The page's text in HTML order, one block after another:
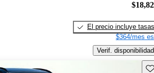
El precio incluye tasas
$364/mes
Verif. disponibilidad